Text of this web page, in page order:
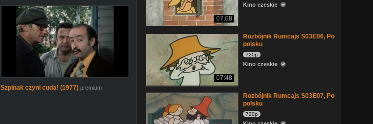
Szpinak czyni cuda! (1977) premium
07:08
Kino czeskie
07:48
Rozbójnik Rumcajs S03E06, Po
polsku
720p
Kino czeskie
Rozbójnik Rumcajs S03E07, Po
polsku
720p